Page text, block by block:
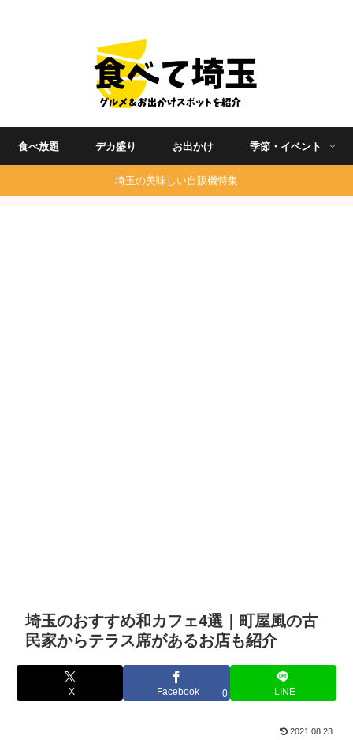
食べ放題 デカ盛り お出かけ 季節・イベント
埼玉の美味しい自販機特集
埼玉のおすすめ和カフェ4選｜町屋風の古
民家からテラス席があるお店も紹介
X Facebook 0 LINE
2021.08.23